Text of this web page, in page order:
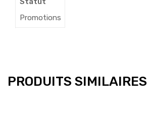
Promotions
PRODUITS SIMILAIRES